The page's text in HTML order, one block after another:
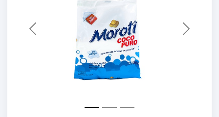
Previous Next